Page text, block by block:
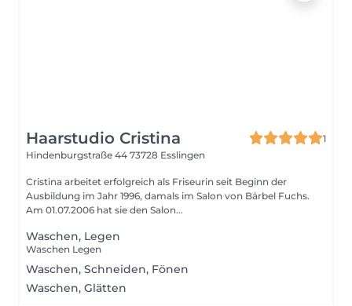
Haarstudio Cristina
1
Hindenburgstraße 44 73728 Esslingen
Cristina arbeitet erfolgreich als Friseurin seit Beginn der
Ausbildung im Jahr 1996, damals im Salon von Bärbel Fuchs.
Am 01.07.2006 hat sie den Salon...
Waschen, Legen
Waschen Legen
Waschen, Schneiden, Fönen
Waschen, Glätten